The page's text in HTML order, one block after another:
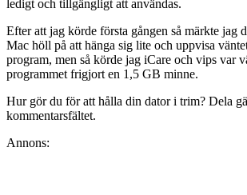
ledigt och tillgängligt att användas.
Efter att jag körde första gången så märkte jag
Mac höll på att hänga sig lite och uppvisa
program, men så körde jag iCare och vips var
programmet frigjort en 1,5 GB minne.
Hur gör du för att hålla din dator i trim? Dela
kommentarsfältet.
Annons: